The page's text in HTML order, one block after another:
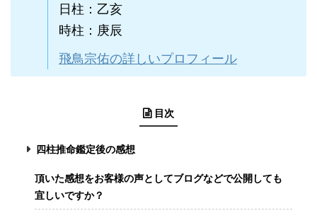
日柱：乙亥
時柱：庚辰
飛鳥宗佑の詳しいプロフィール
目次
四柱推命鑑定後の感想
頂いた感想をお客様の声としてブログなどで公開しても
宜しいですか？